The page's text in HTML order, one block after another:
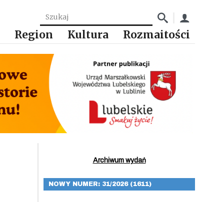
Region Kultura Rozmaitości
Archiwum wydań
NOWY NUMER: 31/2026 (1611)